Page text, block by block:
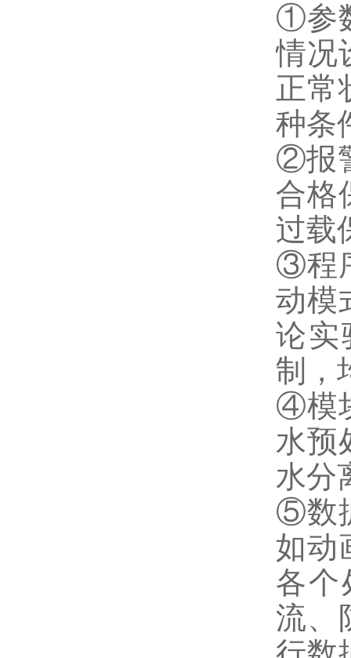
①参
情况
正常
种条
②报
合格
过载
③程
动模
论实
制，
④模
水预
水分
⑤数
如动
各个
流、